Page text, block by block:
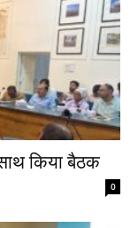
किया बैठक
0